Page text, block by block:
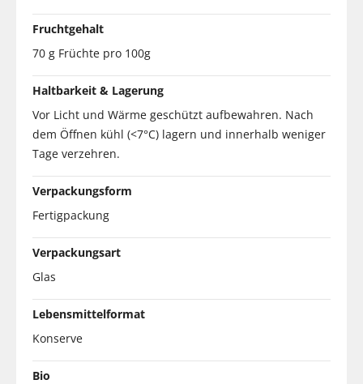
Fruchtgehalt
70 g Früchte pro 100g
Haltbarkeit & Lagerung
Vor Licht und Wärme geschützt aufbewahren. Nach
dem Öffnen kühl (<7°C) lagern und innerhalb weniger
Tage verzehren.
Verpackungsform
Fertigpackung
Verpackungsart
Glas
Lebensmittelformat
Konserve
Bio